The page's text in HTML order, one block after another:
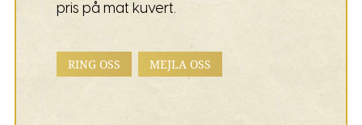
pris på mat kuvert.
RING OSS MEJLA OSS